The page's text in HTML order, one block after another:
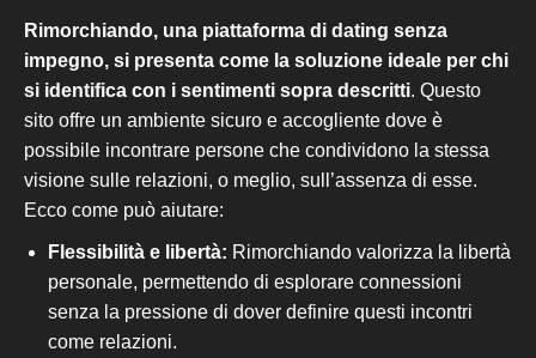
Rimorchiando, una piattaforma di dating senza
impegno, si presenta come la soluzione ideale per chi
si identifica con i sentimenti sopra descritti. Questo
sito offre un ambiente sicuro e accogliente dove è
possibile incontrare persone che condividono la stessa
visione sulle relazioni, o meglio, sull’assenza di esse.
Ecco come può aiutare:
Flessibilità e libertà: Rimorchiando valorizza la libertà
personale, permettendo di esplorare connessioni
senza la pressione di dover definire questi incontri
come relazioni.